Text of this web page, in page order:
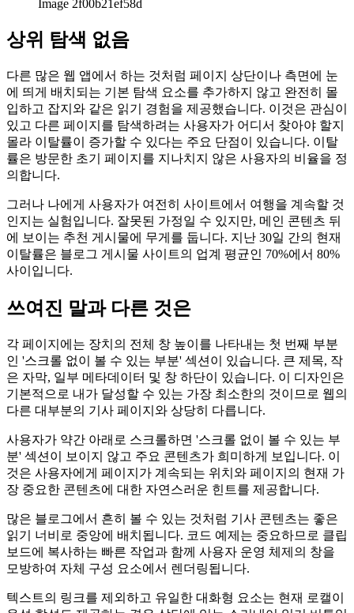
Image 2f00b21ef58d
상위 탐색 없음
다른 많은 웹 앱에서 하는 것처럼 페이지 상단이나 측면에 눈
에 띄게 배치되는 기본 탐색 요소를 추가하지 않고 완전히 몰
입하고 잡지와 같은 읽기 경험을 제공했습니다. 이것은 관심이
몰라 이탈률이 증가할 수 있다는 주요 단점이 있습니다. 이탈
률은 방문한 초기 페이지를 지나치지 않은 사용자의 비율을 정
의합니다.
그러나 나에게 사용자가 여전히 사이트에서 여행을 계속할 것
에 보이는 추천 게시물에 무게를 둡니다. 지난 30일 간의 현재
이탈률은 블로그 게시물 사이트의 업계 평균인 70%에서 80%
쓰여진 말과 다른 것은
각 페이지에는 장치의 전체 창 높이를 나타내는 첫 번째 부분
은 자막, 일부 메타데이터 및 창 하단이 있습니다. 이 디자인은
기본적으로 내가 달성할 수 있는 가장 최소한의 것이므로 웹의
다른 대부분의 기사 페이지와 상당히 다릅니다.
분' 섹션이 보이지 않고 주요 콘텐츠가 희미하게 보입니다. 이
것은 사용자에게 페이지가 계속되는 위치와 페이지의 현재 가
장 중요한 콘텐츠에 대한 자연스러운 힌트를 제공합니다.
읽기 너비로 중앙에 배치됩니다. 코드 예제는 중요하므로 클립